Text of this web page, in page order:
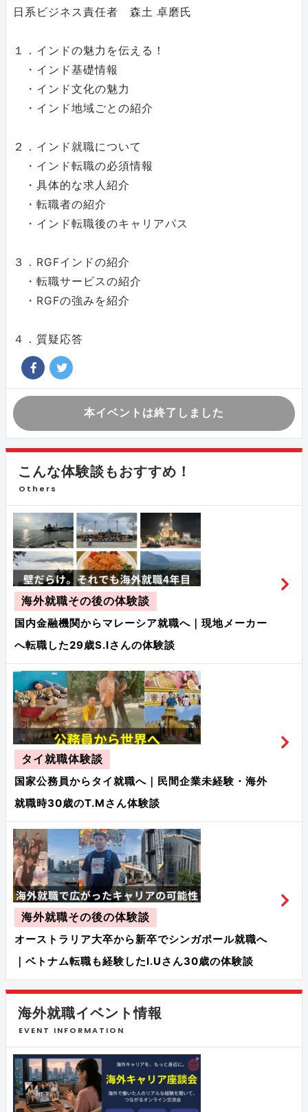
日系ビジネス責任者 森土 卓磨氏
１．インドの魅力を伝える！
・インド基礎情報
・インド文化の魅力
・インド地域ごとの紹介
２．インド就職について
・インド転職の必須情報
・具体的な求人紹介
・転職者の紹介
・インド転職後のキャリアパス
３．RGFインドの紹介
・転職サービスの紹介
・RGFの強みを紹介
４．質疑応答
本イベントは終了しました
こんな体験談もおすすめ！
Others
海外就職その後の体験談
国内金融機関からマレーシア就職へ｜現地メーカー
へ転職した29歳S.Iさんの体験談
タイ就職体験談
国家公務員からタイ就職へ｜民間企業未経験・海外
就職時30歳のT.Mさん体験談
海外就職その後の体験談
オーストラリア大卒から新卒でシンガポール就職へ
｜ベトナム転職も経験したI.Uさん30歳の体験談
海外就職イベント情報
EVENT INFORMATION